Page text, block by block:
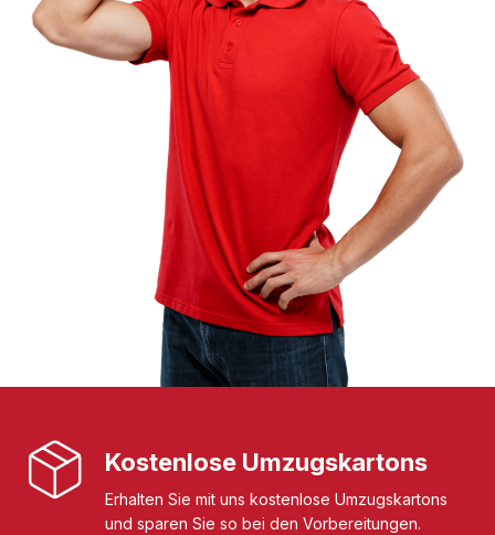
Kostenlose Umzugskartons
Erhalten Sie mit uns kostenlose Umzugskartons
und sparen Sie so bei den Vorbereitungen.